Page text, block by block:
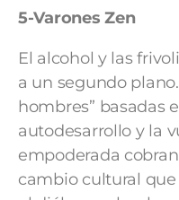
5-Varones Zen
El alcohol y las
a un segundo
hombres” basadas
autodesarrollo y la
empoderada
cambio cultural